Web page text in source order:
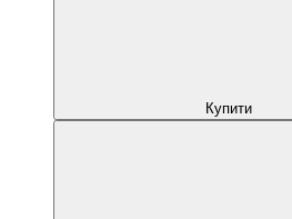
Купити